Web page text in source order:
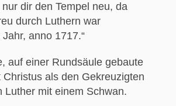
dir den Tempel neu, da
durch Luthern war
anno 1717.“
auf einer Rundsäule gebaute
Christus als den Gekreuzigten
Luther mit einem Schwan.